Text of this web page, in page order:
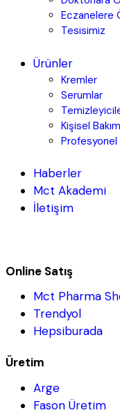
Eczanelere
Tesisimiz
Ürünler
Kremler
Serumlar
Kişisel Bakım
Profesyonel
Haberler
Mct Akademi
İletişim
Online Satış
Mct Pharma
Trendyol
Hepsiburada
Üretim
Arge
Fason Üretim